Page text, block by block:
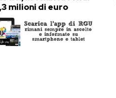
milioni di euro